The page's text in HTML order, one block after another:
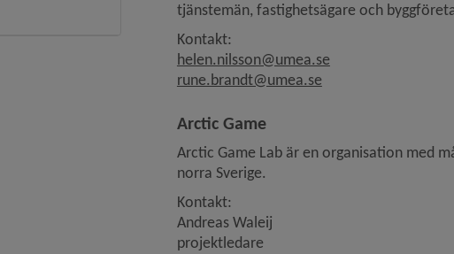
tjänstemän, fastighetsägare och
Kontakt:
helen.nilsson@umea.se
rune.brandt@umea.se
Arctic Game
Arctic Game Lab är en organisation med
norra Sverige.
Kontakt:
Andreas Waleij
projektledare